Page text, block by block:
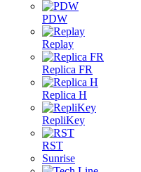
PDW
Replay
Replica FR
Replica H
RepliKey
RST
Sunrise